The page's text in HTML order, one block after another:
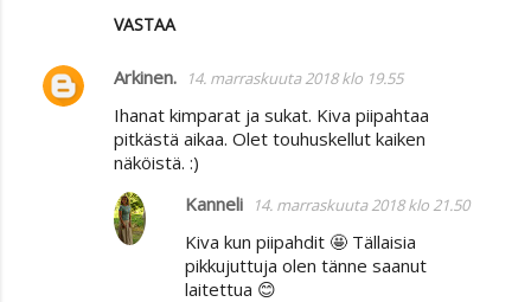
VASTAA
Arkinen. 14. marraskuuta 2018 klo 19.55
Ihanat kimparat ja sukat. Kiva piipahtaa
pitkästä aikaa. Olet touhuskellut kaiken
näköistä. :)
Kanneli 14. marraskuuta 2018 klo 21.50
Kiva kun piipahdit 🤩 Tällaisia
pikkujuttuja olen tänne saanut
laitettua 😊